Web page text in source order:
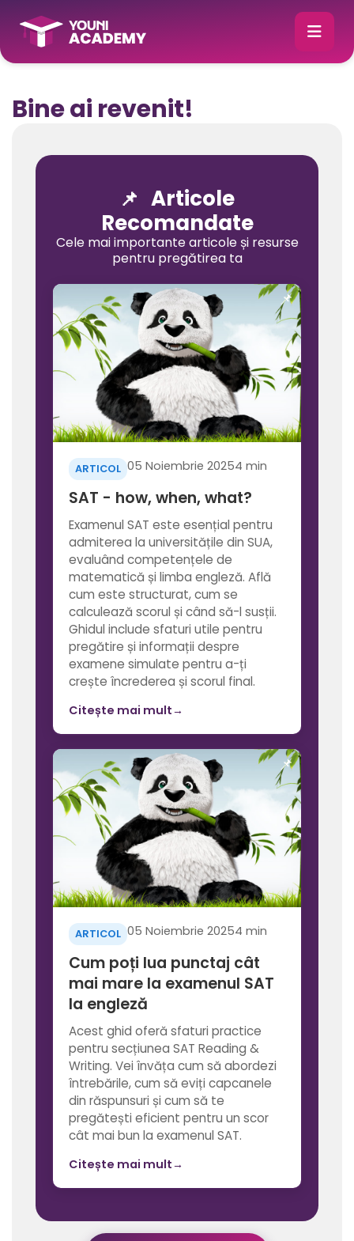
Bine ai revenit!
📌 Articole
Recomandate
Cele mai importante articole și resurse
pentru pregătirea ta
ARTICOL 05 Noiembrie 20254 min
SAT - how, when, what?
Examenul SAT este esențial pentru
admiterea la universitățile din SUA,
evaluând competențele de
matematică și limba engleză. Află
cum este structurat, cum se
calculează scorul și când să-l susții.
Ghidul include sfaturi utile pentru
pregătire și informații despre
examene simulate pentru a-ți
crește încrederea și scorul final.
Citește mai mult→
ARTICOL 05 Noiembrie 20254 min
Cum poți lua punctaj cât
mai mare la examenul SAT
la engleză
Acest ghid oferă sfaturi practice
pentru secțiunea SAT Reading &
Writing. Vei învăța cum să abordezi
întrebările, cum să eviți capcanele
din răspunsuri și cum să te
pregătești eficient pentru un scor
cât mai bun la examenul SAT.
Citește mai mult→